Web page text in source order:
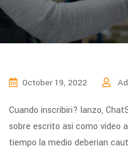
October 19, 2022
Cuando inscribiri? lanzo,
sobre escrito asi­ como video
tiempo la medio deberian